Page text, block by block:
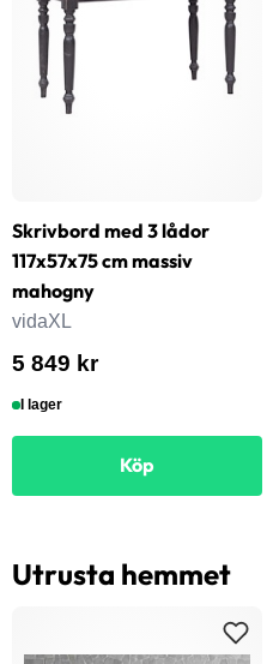
Skrivbord med 3 lådor
117x57x75 cm massiv
mahogny
vidaXL
5 849 kr
I lager
Köp
Utrusta hemmet